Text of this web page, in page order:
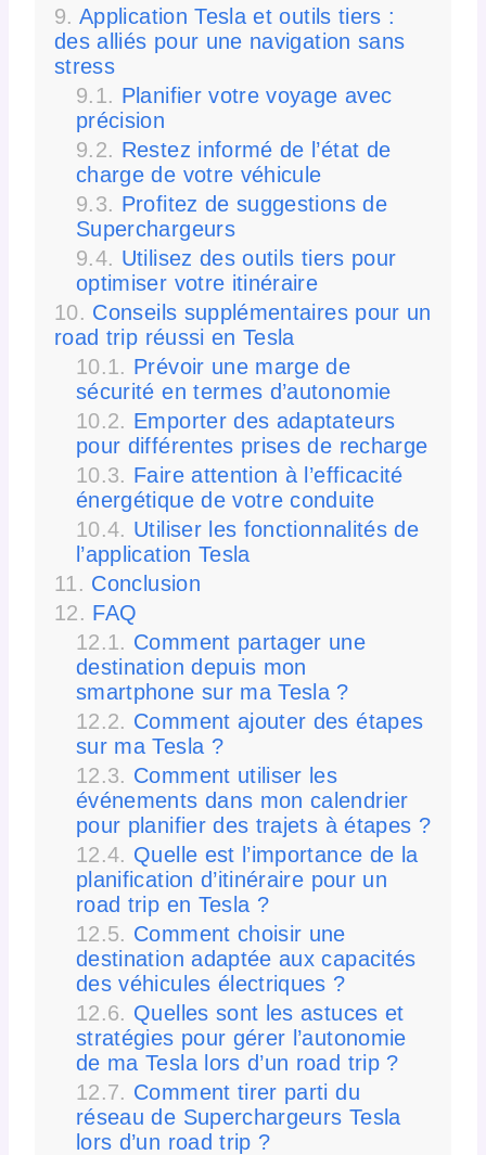
Application Tesla et outils tiers :
des alliés pour une navigation sans
stress
Planifier votre voyage avec
précision
Restez informé de l’état de
charge de votre véhicule
Profitez de suggestions de
Superchargeurs
Utilisez des outils tiers pour
optimiser votre itinéraire
Conseils supplémentaires pour un
road trip réussi en Tesla
Prévoir une marge de
sécurité en termes d’autonomie
Emporter des adaptateurs
pour différentes prises de recharge
Faire attention à l’efficacité
énergétique de votre conduite
Utiliser les fonctionnalités de
l’application Tesla
Conclusion
FAQ
Comment partager une
destination depuis mon
smartphone sur ma Tesla ?
Comment ajouter des étapes
sur ma Tesla ?
Comment utiliser les
événements dans mon calendrier
pour planifier des trajets à étapes ?
Quelle est l’importance de la
planification d’itinéraire pour un
road trip en Tesla ?
Comment choisir une
destination adaptée aux capacités
des véhicules électriques ?
Quelles sont les astuces et
stratégies pour gérer l’autonomie
de ma Tesla lors d’un road trip ?
Comment tirer parti du
réseau de Superchargeurs Tesla
lors d’un road trip ?